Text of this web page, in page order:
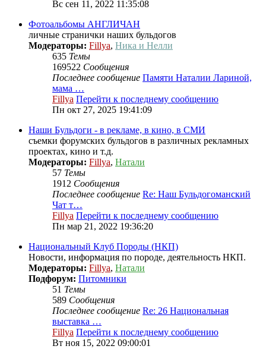
Вс сен 11, 2022 11:35:08
Фотоальбомы АНГЛИЧАН
личные странички наших бульдогов
Модераторы: Fillya, Ника и Нелли
635 Темы
169522 Сообщения
Последнее сообщение Памяти Наталии Лариной,
мама …
Fillya Перейти к последнему сообщению
Пн окт 27, 2025 19:41:09
Наши Бульдоги - в рекламе, в кино, в СМИ
съемки форумских бульдогов в различных рекламных
проектах, кино и т.д.
Модераторы: Fillya, Натали
57 Темы
1912 Сообщения
Последнее сообщение Re: Наш Бульдогоманский
Чат т…
Fillya Перейти к последнему сообщению
Пн мар 21, 2022 19:36:20
Национальный Клуб Породы (НКП)
Новости, информация по породе, деятельность НКП.
Модераторы: Fillya, Натали
Подфорум: Питомники
51 Темы
589 Сообщения
Последнее сообщение Re: 26 Национальная
выставка …
Fillya Перейти к последнему сообщению
Вт ноя 15, 2022 09:00:01